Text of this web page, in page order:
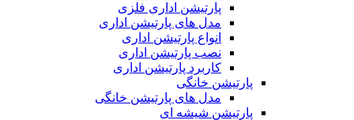
پارتیشن اداری فلزی
مدل های پارتیشن اداری
انواع پارتیشن اداری
نصب پارتیشن اداری
کاربرد پارتیشن اداری
پارتیشن خانگی
مدل های پارتیشن خانگی
پارتیشن شیشه ای